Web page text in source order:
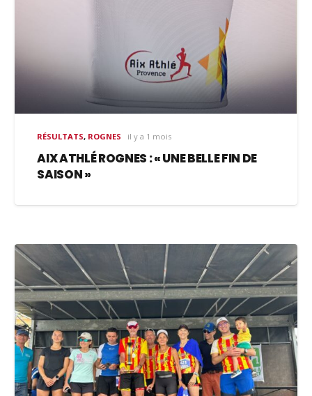
RÉSULTATS, ROGNES il y a 1 mois
AIX ATHLÉ ROGNES : « UNE BELLE FIN DE
SAISON »